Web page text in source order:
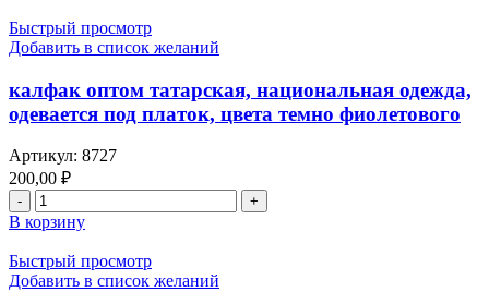
Быстрый просмотр
Добавить в список желаний
калфак оптом татарская, национальная одежда,
одевается под платок, цвета темно фиолетового
Артикул: 8727
200,00 ₽
В корзину
Быстрый просмотр
Добавить в список желаний